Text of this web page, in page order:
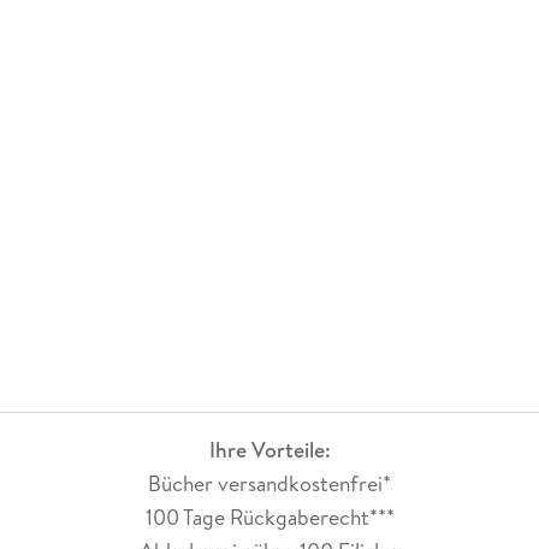
Ihre Vorteile:
Bücher versandkostenfrei*
100 Tage Rückgaberecht***